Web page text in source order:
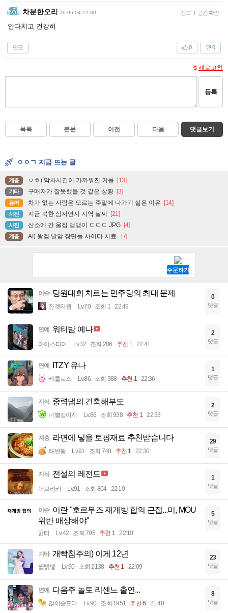
차분한오리 26-06-04 12:00 신고 | 공감 확인
안다치고 건강히
답글 0
0
새로고침
등록
목록 본문 이전 다음 댓글보기
ㅇㅇㄱ 지금 뜨는 글
계층 ㅇㅎ) 막차시간이 가까워진 커플 [13]
기타 구매자가 잘못했을 것 같은 상황 [3]
유머 차가 없는 사람은 모르는 주말에 나가기 싫은 이유 [14]
사진 지금 북한 삼지연시 지역 날씨 [21]
사진 산소에 간 울집 댕댕이 ㄷㄷㄷ.JPG [4]
계층 AI) 왕겜 발암 장면들 사이다 치료. [7]
이슈 당원대회 치르는 민주당의 최대 문제
진겟타원 Lv.70 조회 1 22:49
0
댓글
연예 워터밤 예나
아이스티이 Lv.32 조회 206 추천 1 22:41
2
댓글
연예 ITZY 유나
케를로스 Lv.86 조회 388 추천 1 22:36
1
댓글
지식 중력댐의 건축해부도
너빨갱이지 Lv.86 조회 938 추천 1 22:33
2
댓글
계층 라면에 넣을 토핑재료 추천받습니다
쾌변왕 Lv.91 조회 748 추천 1 22:30
29
댓글
지식 전설의 레전드
아브라카 Lv.91 조회 804 22:10
1
댓글
이슈 이란 "호르무즈 재개방 합의 근접...미, MOU
위반 배상해야"
균터 Lv.42 조회 795 추천 1 22:10
5
댓글
기타 개빡침주의) 이게 12년
꿻뻵뗗 Lv.90 조회 2138 추천 1 22:09
23
댓글
연예 다음주 놀토 리센느 출연...
많이슬프다 Lv.90 조회 1951 추천 6 21:48
8
댓글